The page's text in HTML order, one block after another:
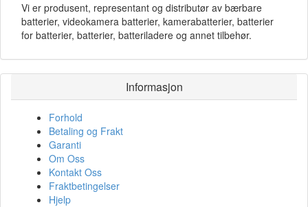
Vi er produsent, representant og distributør av bærbare
batterier, videokamera batterier, kamerabatterier, batterier
for batterier, batterier, batteriladere og annet tilbehør.
Informasjon
Forhold
Betaling og Frakt
Garanti
Om Oss
Kontakt Oss
Fraktbetingelser
Hjelp